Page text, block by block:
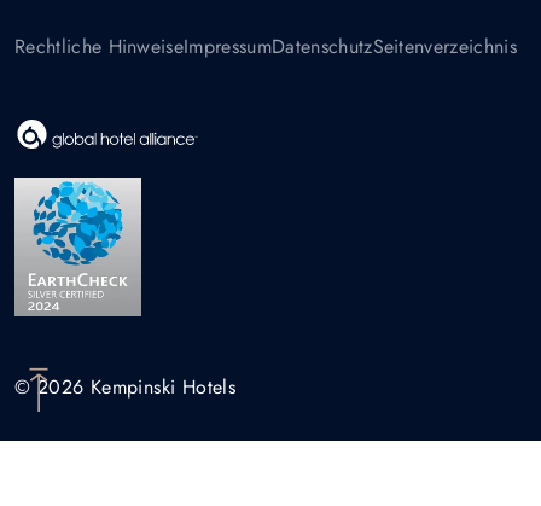
Rechtliche HinweiseImpressumDatenschutzSeitenverzeichnis
© 2026 Kempinski Hotels